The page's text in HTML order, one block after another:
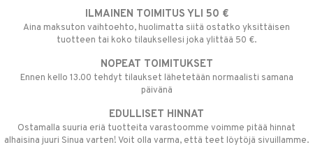
ILMAINEN TOIMITUS YLI 50 €
Aina maksuton vaihtoehto, huolimatta siitä ostatko yksittäisen
tuotteen tai koko tilauksellesi joka ylittää 50 €.
NOPEAT TOIMITUKSET
Ennen kello 13.00 tehdyt tilaukset lähetetään normaalisti samana
päivänä
EDULLISET HINNAT
Ostamalla suuria eriä tuotteita varastoomme voimme pitää hinnat
alhaisina juuri Sinua varten! Voit olla varma, että teet löytöjä sivuillamme.